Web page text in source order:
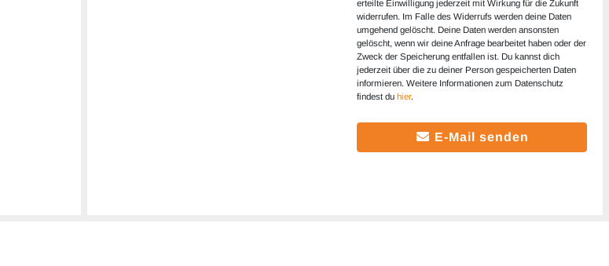
erteilte Einwilligung jederzeit mit Wirkung für die Zukunft
widerrufen. Im Falle des Widerrufs werden deine Daten
umgehend gelöscht. Deine Daten werden ansonsten
gelöscht, wenn wir deine Anfrage bearbeitet haben oder der
Zweck der Speicherung entfallen ist. Du kannst dich
jederzeit über die zu deiner Person gespeicherten Daten
informieren. Weitere Informationen zum Datenschutz
findest du hier.
E-Mail senden